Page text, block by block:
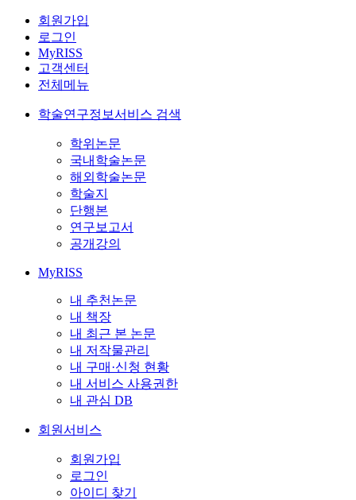
회원가입
로그인
MyRISS
고객센터
전체메뉴
학술연구정보서비스 검색
학위논문
국내학술논문
해외학술논문
학술지
단행본
연구보고서
공개강의
MyRISS
내 추천논문
내 책장
내 최근 본 논문
내 저작물관리
내 구매·신청 현황
내 서비스 사용권한
내 관심 DB
회원서비스
회원가입
로그인
아이디 찾기